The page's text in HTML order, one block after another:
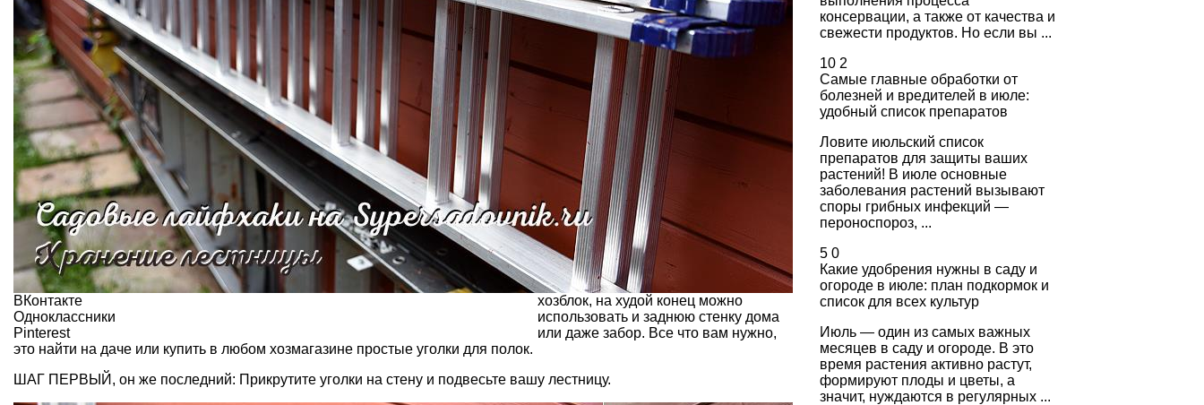
ВКонтакте
Одноклассники
Pinterest
хозблок, на худой конец можно
использовать и заднюю стенку дома
или даже забор. Все что вам нужно,
это найти на даче или купить в любом хозмагазине простые уголки для полок.
ШАГ ПЕРВЫЙ, он же последний: Прикрутите уголки на стену и подвесьте вашу лестницу.
консервации, а также от качества и
свежести продуктов. Но если вы ...
10 2
Самые главные обработки от
болезней и вредителей в июле:
удобный список препаратов
Ловите июльский список
препаратов для защиты ваших
растений! В июле основные
заболевания растений вызывают
споры грибных инфекций —
пероноспороз, ...
5 0
Какие удобрения нужны в саду и
огороде в июле: план подкормок и
список для всех культур
Июль — один из самых важных
месяцев в саду и огороде. В это
время растения активно растут,
формируют плоды и цветы, а
значит, нуждаются в регулярных ...